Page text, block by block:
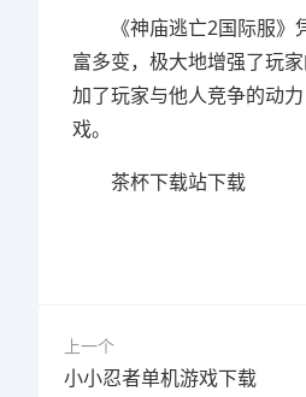
《神庙逃亡2国际服》凭
富多变，极大地增强了玩
加了玩家与他人竞争的动
戏。
茶杯下载站下载
上一个
小小忍者单机游戏下载